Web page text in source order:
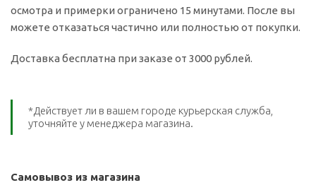
осмотра и примерки ограничено 15 минутами. После вы
можете отказаться частично или полностью от покупки.
Доставка бесплатна при заказе от 3000 рублей.
*Действует ли в вашем городе курьерская служба,
уточняйте у менеджера магазина.
Самовывоз из магазина